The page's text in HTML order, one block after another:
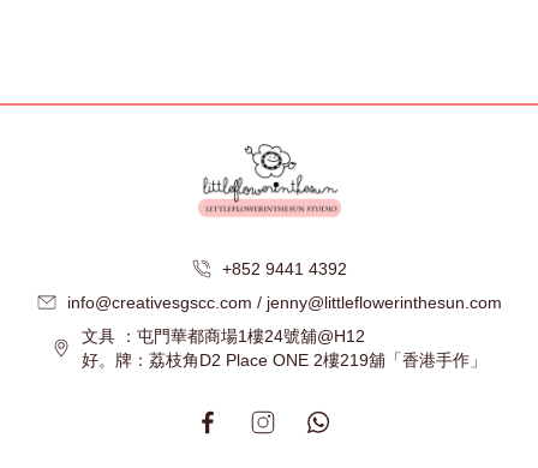
+852 9441 4392
info@creativesgscc.com / jenny@littleflowerinthesun.com
文具 ：屯門華都商場1樓24號舖@H12
好。牌：荔枝角D2 Place ONE 2樓219舖「香港手作」